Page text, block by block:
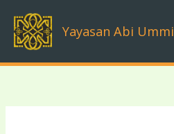
content
Yayasan Abi Ummi